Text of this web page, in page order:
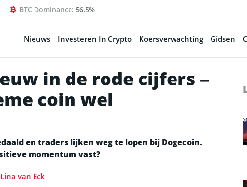
BTC Dominance: 56.5%
Nieuws Investeren In Crypto Koersverwachting Gidsen
in de rode cijfers –
coin wel
en traders lijken weg te lopen bij Dogecoin.
momentum vast?
Lina van Eck